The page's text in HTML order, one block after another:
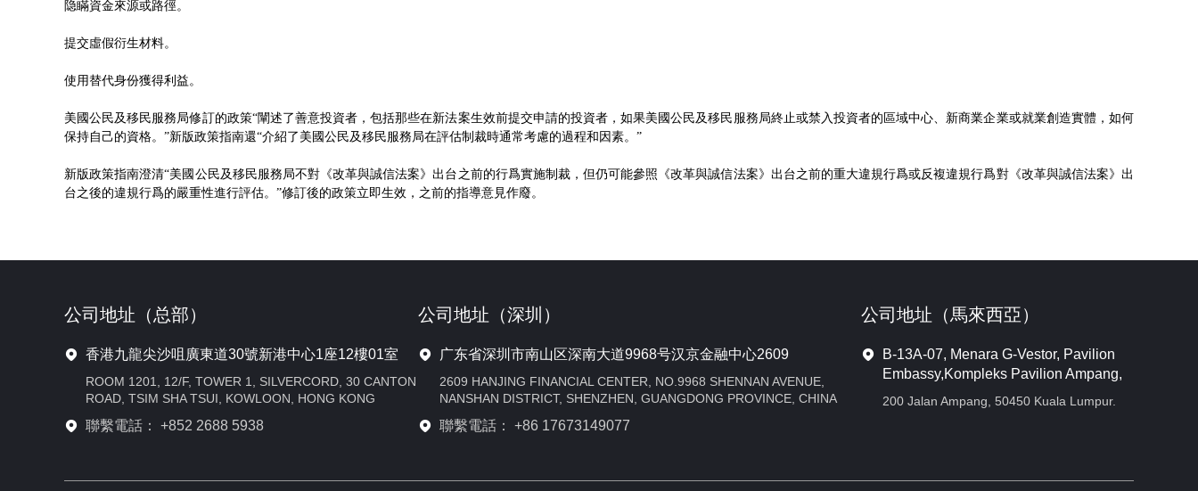
隐瞞資金來源或路徑。
提交虛假衍生材料。
使用替代身份獲得利益。
美國公民及移民服務局修訂的政策“闡述了善意投資者，包括那些在新法案生效前提交申請的投資者，如果美國公民及移民服務局終止或禁入投資者的區域中心、新商業企業或就業創造實體，如何
保持自己的資格。”新版政策指南還“介紹了美國公民及移民服務局在評估制裁時通常考慮的過程和因素。”
新版政策指南澄清“美國公民及移民服務局不對《改革與誠信法案》出台之前的行爲實施制裁，但仍可能參照《改革與誠信法案》出台之前的重大違規行爲或反複違規行爲對《改革與誠信法案》出
台之後的違規行爲的嚴重性進行評估。”修訂後的政策立即生效，之前的指導意見作廢。
公司地址（总部）
香港九龍尖沙咀廣東道30號新港中心1座12樓01室
ROOM 1201, 12/F, TOWER 1, SILVERCORD, 30 CANTON
ROAD, TSIM SHA TSUI, KOWLOON, HONG KONG
聯繫電話： +852 2688 5938
公司地址（深圳）
广东省深圳市南山区深南大道9968号汉京金融中心2609
2609 HANJING FINANCIAL CENTER, NO.9968 SHENNAN AVENUE,
NANSHAN DISTRICT, SHENZHEN, GUANGDONG PROVINCE, CHINA
聯繫電話： +86 17673149077
公司地址（⾺來西亞）
B-13A-07, Menara G-Vestor, Pavilion
Embassy,Kompleks Pavilion Ampang,
200 Jalan Ampang, 50450 Kuala Lumpur.